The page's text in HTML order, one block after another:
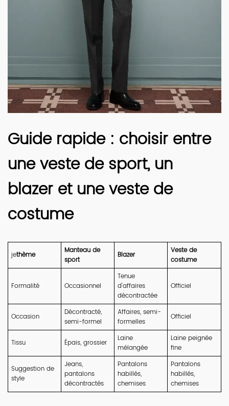
Guide rapide : choisir entre
une veste de sport, un
blazer et une veste de
costume
jethème
Manteau de
sport
Blazer
Veste de
costume
Formalité Occasionnel
Tenue
d'affaires
décontractée
Officiel
Occasion
Décontracté,
semi-formel
Affaires, semi-
formelles
Officiel
Tissu Épais, grossier
Laine
mélangée
Laine peignée
fine
Suggestion de
style
Jeans,
pantalons
décontractés
Pantalons
habillés,
chemises
Pantalons
habillés,
chemises